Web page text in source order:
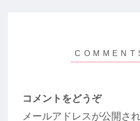
コメントをどうぞ
メールアドレスが公開さ